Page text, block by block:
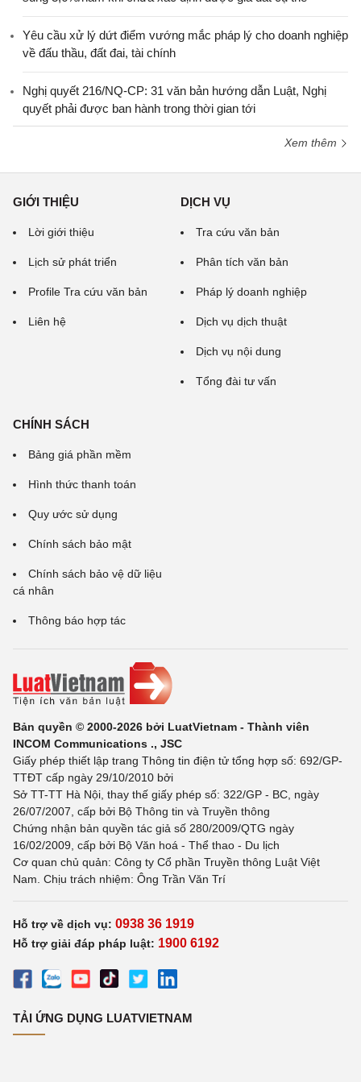
Yêu cầu xử lý dứt điểm vướng mắc pháp lý cho doanh nghiệp
về đấu thầu, đất đai, tài chính
Nghị quyết 216/NQ-CP: 31 văn bản hướng dẫn Luật, Nghị
quyết phải được ban hành trong thời gian tới
Xem thêm
GIỚI THIỆU
Lời giới thiệu
Lịch sử phát triển
Profile Tra cứu văn bản
Liên hệ
DỊCH VỤ
Tra cứu văn bản
Phân tích văn bản
Pháp lý doanh nghiệp
Dịch vụ dịch thuật
Dịch vụ nội dung
Tổng đài tư vấn
CHÍNH SÁCH
Bảng giá phần mềm
Hình thức thanh toán
Quy ước sử dụng
Chính sách bảo mật
Chính sách bảo vệ dữ liệu
cá nhân
Thông báo hợp tác
Bản quyền © 2000-2026 bởi LuatVietnam - Thành viên
INCOM Communications ., JSC
Giấy phép thiết lập trang Thông tin điện tử tổng hợp số: 692/GP-
TTĐT cấp ngày 29/10/2010 bởi
Sở TT-TT Hà Nội, thay thế giấy phép số: 322/GP - BC, ngày
26/07/2007, cấp bởi Bộ Thông tin và Truyền thông
Chứng nhận bản quyền tác giả số 280/2009/QTG ngày
16/02/2009, cấp bởi Bộ Văn hoá - Thể thao - Du lịch
Cơ quan chủ quản: Công ty Cổ phần Truyền thông Luật Việt
Nam. Chịu trách nhiệm: Ông Trần Văn Trí
Hỗ trợ về dịch vụ: 0938 36 1919
Hỗ trợ giải đáp pháp luật: 1900 6192
TẢI ỨNG DỤNG LUATVIETNAM